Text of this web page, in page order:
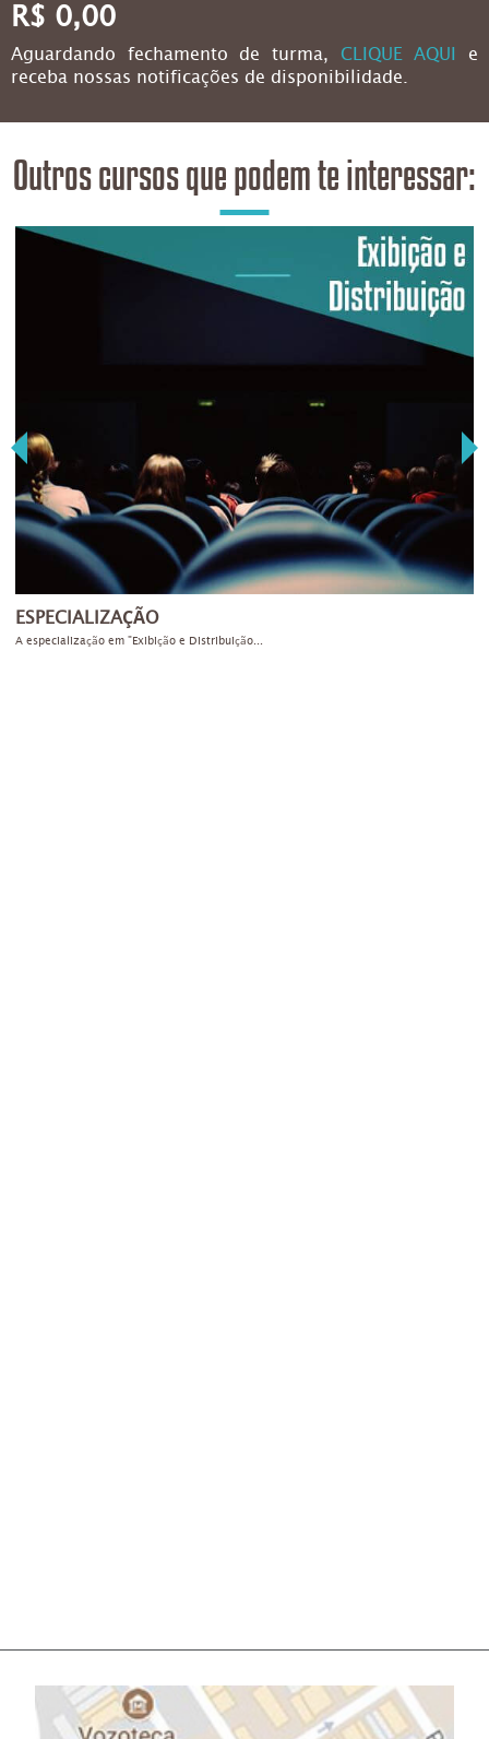
R$ 0,00
Aguardando fechamento de turma, CLIQUE AQUI
e
receba nossas notificações de disponibilidade.
Outros cursos que podem te interessar:
ESPECIALIZAÇÃO
A especialização em "Exibição e Distribuição...